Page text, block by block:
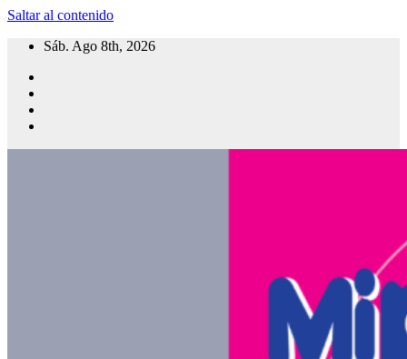
Saltar al contenido
Sáb. Ago 8th, 2026